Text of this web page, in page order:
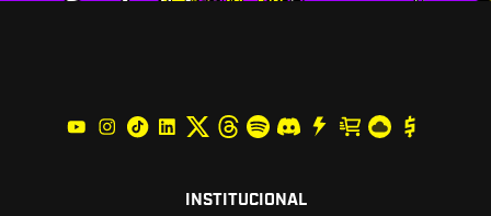
INSTITUCIONAL